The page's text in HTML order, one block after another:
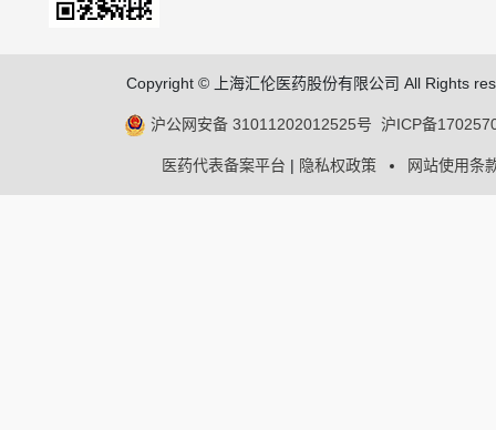
Copyright © 上海汇伦医药股份有限公司 All Rights
沪公网安备 31011202012525号 沪ICP备
医药代表备案平台 | 隐私权政策 网站使用条